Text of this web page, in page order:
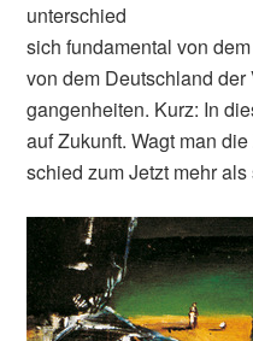
unterschied
sich fundamental von
von dem Deutschland
gangenheiten. Kurz: In
auf Zukunft. Wagt man
schied zum Jetzt mehr